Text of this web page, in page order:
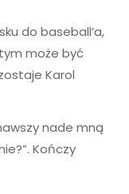
do baseball’a,
może być
Karol
nade mną
Kończy